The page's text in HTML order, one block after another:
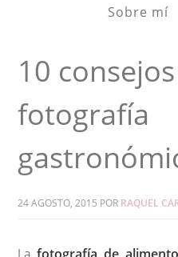
Sobre mí
10
fotografía
24 AGOSTO, 2015 POR RAQUEL